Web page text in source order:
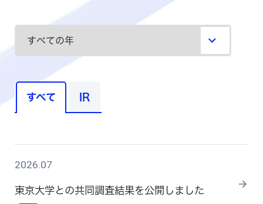
すべて IR
2026.07
東京大学との共同調査結果を公開しました